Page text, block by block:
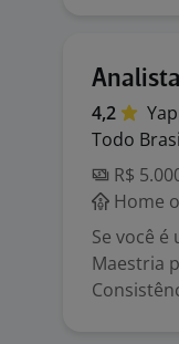
4,2
Todo
R$
Home
Se você
Maestria